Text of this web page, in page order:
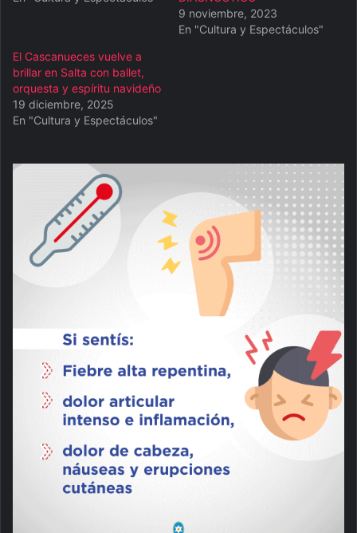
9 noviembre, 2023
En "Cultura y Espectáculos"
El Cascanueces vuelve a
brillar en Salta con ballet,
orquesta y espíritu navideño
19 diciembre, 2025
En "Cultura y Espectáculos"